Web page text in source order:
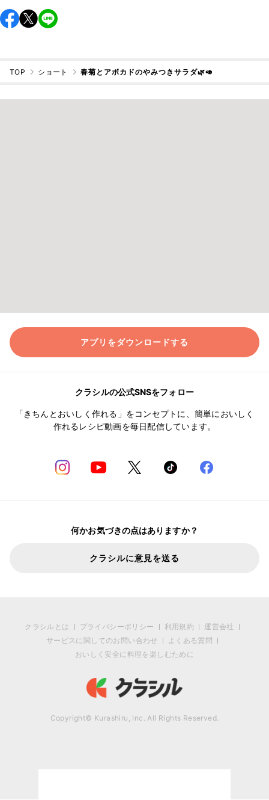
TOP ショート 春菊とアボカドのやみつきサラダ🌿🥑
アプリをダウンロードする
クラシルの公式SNSをフォロー
「きちんとおいしく作れる」をコンセプトに、簡単においしく
作れるレシピ動画を毎日配信しています。
何かお気づきの点はありますか？
クラシルに意見を送る
クラシルとは プライバシーポリシー 利用規約
運営会社
サービスに関してのお問い合わせ
よくある質問
おいしく安全に料理を楽しむために
Copyright© Kurashiru, Inc. All Rights Reserved.